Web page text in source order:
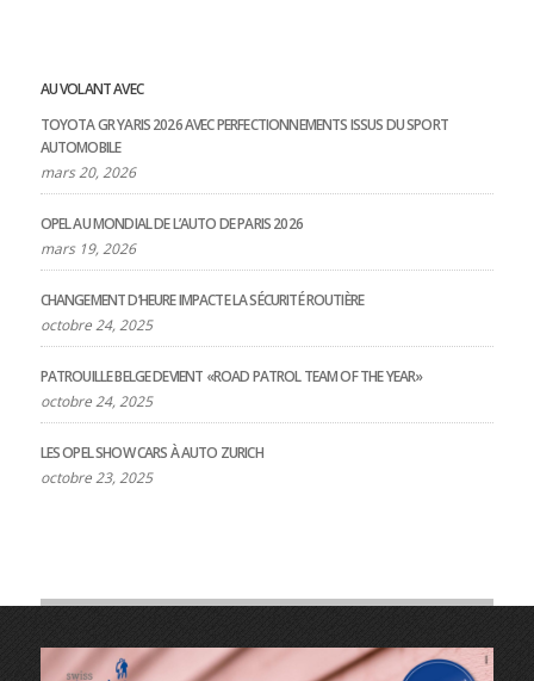
AU VOLANT AVEC
TOYOTA GR YARIS 2026 AVEC PERFECTIONNEMENTS ISSUS DU SPORT
AUTOMOBILE
mars 20, 2026
OPEL AU MONDIAL DE L’AUTO DE PARIS 2026
mars 19, 2026
CHANGEMENT D’HEURE IMPACTE LA SÉCURITÉ ROUTIÈRE
octobre 24, 2025
PATROUILLE BELGE DEVIENT «ROAD PATROL TEAM OF THE YEAR»
octobre 24, 2025
LES OPEL SHOW CARS À AUTO ZURICH
octobre 23, 2025